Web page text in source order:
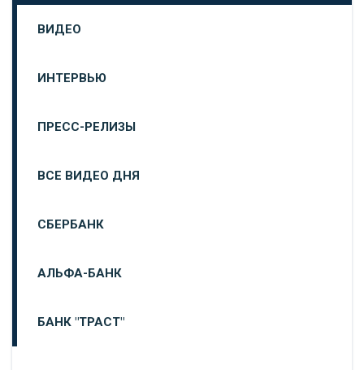
ВИДЕО
ИНТЕРВЬЮ
ПРЕСС-РЕЛИЗЫ
ВСЕ ВИДЕО ДНЯ
СБЕРБАНК
АЛЬФА-БАНК
БАНК "ТРАСТ"